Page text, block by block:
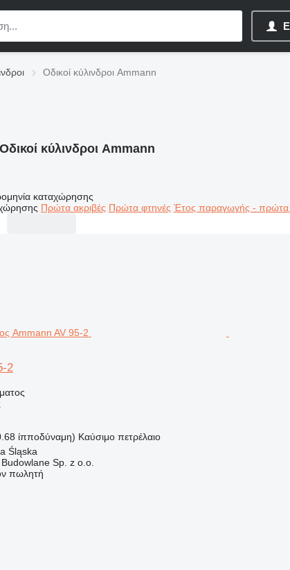
Οδικοί κύλινδροι Ammann
Οδικοί κύλινδροι Ammann
καταχώρησης
Πρώτα ακριβές Πρώτα φτηνές Έτος παραγωγής - πρώτα
2
ίπποδύναμη) Καύσιμο πετρέλαιο
Śląska
Sp. z o.o.
πωλητή